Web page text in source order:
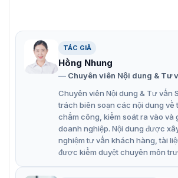
dễ dàng quan sát tình hình bên ngoài.
được ai đến nhà mình để mở cửa.
USmart Go – một ứng dụng được thiết
hóa nhà ở. Chế tạo từ chất liệu hộ kim
7 tính năng chính của
minh ZKTeco TL800
Khóa cửa vân tay TL800được nhà sản
các tính năng nổi bật để sử dụng. Cho 1
TÁC GIẢ
Hồng Nhung
Chuyên viên Nội dung & Tư
Chuyên viên Nội dung & Tư vấn
trách biên soạn các nội dung về
chấm công, kiểm soát ra vào và
doanh nghiệp. Nội dung được
nghiệm tư vấn khách hàng, tài
được kiểm duyệt chuyên môn